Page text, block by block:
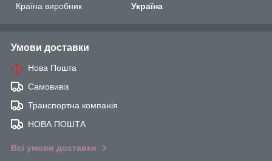
Країна виробник
Україна
Умови доставки
Нова Пошта
Самовивіз
Транспортна компанія
НОВА ПОШТА
Всі умови доставки